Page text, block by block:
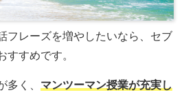
フレーズを増やしたいなら、セブ
すすめです。
多く、 マンツーマン授業が充実し